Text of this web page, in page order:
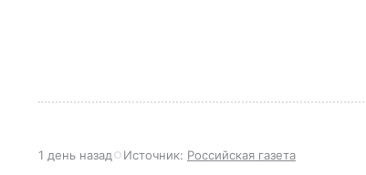
1 день назад Источник: Российская газета